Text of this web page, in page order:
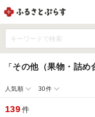
マイメニュー
マイページ
メニュー
お礼の品から探す
「その他（果物・詰め
人気順 30件
139件